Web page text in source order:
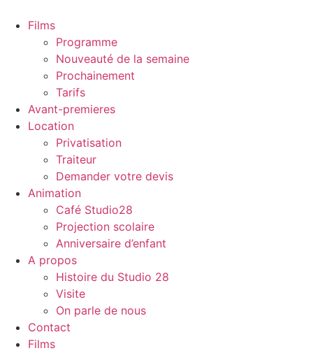
Films
Programme
Nouveauté de la semaine
Prochainement
Tarifs
Avant-premieres
Location
Privatisation
Traiteur
Demander votre devis
Animation
Café Studio28
Projection scolaire
Anniversaire d’enfant
A propos
Histoire du Studio 28
Visite
On parle de nous
Contact
Films